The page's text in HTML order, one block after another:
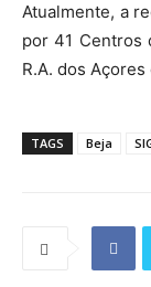
Atualmente, a
por 41 Centros
R.A. dos Açores
TAGS Beja